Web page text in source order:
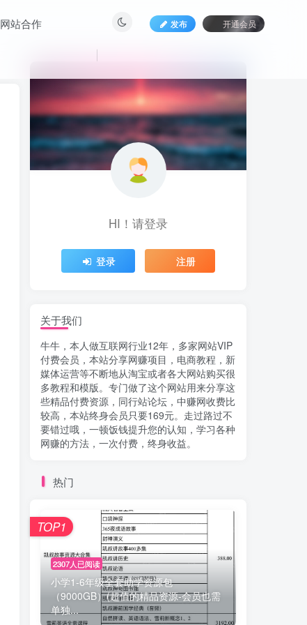
网站合作 发布 开通会员
HI！请登录
HI！请登录
登录 注册
关于我们
牛牛，本人做互联网行业12年，多家网站VIP
付费会员，本站分享网赚项目，电商教程，新
媒体运营等不断地从淘宝或者各大网站购买很
多教程和模版。专门做了这个网站用来分享这
些精品付费资源，同行站论坛，中赚网收费比
较高，本站终身会员只要169元。走过路过不
要错过哦，一顿饭钱提升您的认知，学习各种
网赚的方法，一次付费，终身收益。
热门
2307人已阅读
小学1-6年级全套助学资源包
（9000GB）(超值的精品资源-会员也需
单独...
TOP1